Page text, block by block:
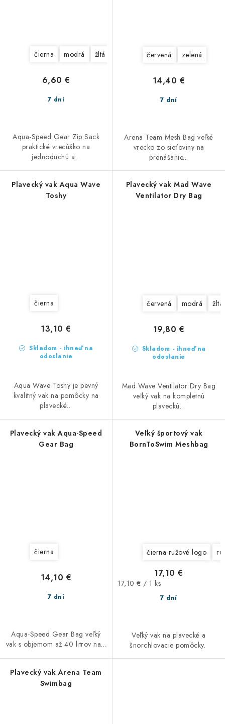
čierna modrá žltá
7 dní
6,60 €
Aqua-Speed Gear Zip Sack
praktické vrecúško na
jednoduchú a...
červená zelená
7 dní
14,40 €
Arena Team Mesh Bag veľké
vrecko zo sieťoviny na
prenášanie...
Plavecký vak Aqua Wave
Toshy
čierna
Skladom - ihneď na
odoslanie
13,10 €
Aqua Wave Toshy je pevný
kvalitný vak na pomôcky na
plavecké...
Plavecký vak Mad Wave
Ventilator Dry Bag
červená modrá žltá
Skladom - ihneď na
odoslanie
19,80 €
Mad Wave Ventilator Dry Bag
veľký vak na kompletnú
plaveckú...
Plavecký vak Aqua-Speed
Gear Bag
čierna
7 dní
14,10 €
Aqua-Speed Gear Bag veľký
vak s objemom až 40 litrov na...
Veľký športový vak
BornToSwim Meshbag
čierna ružové logo
7 dní
17,10 €
Jednotková
17,10 € / 1 ks
Veľký vak na plavecké a
šnorchlovacie pomôcky.
Plavecký vak Arena Team
Swimbag